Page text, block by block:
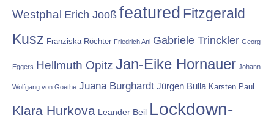
Westphal Erich Jooß featured Fitzgerald
Kusz Franziska Röchter Friedrich Ani Gabriele Trinckler Georg
Eggers Hellmuth Opitz Jan-Eike Hornauer Johann
Wolfgang von Goethe Juana Burghardt Jürgen Bulla Karsten Paul
Klara Hurkova Leander Beil Lockdown-